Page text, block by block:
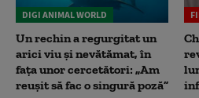
DIGI ANIMAL WORLD
Un rechin a regurgitat un
arici viu și nevătămat, în
fața unor cercetători: „Am
reușit să fac o singură poză”